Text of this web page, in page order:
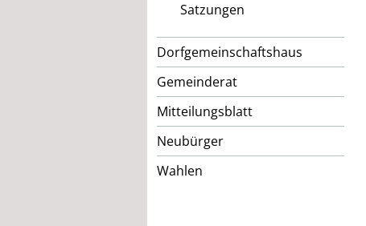
Satzungen
Dorfgemeinschaftshaus
Gemeinderat
Mitteilungsblatt
Neubürger
Wahlen